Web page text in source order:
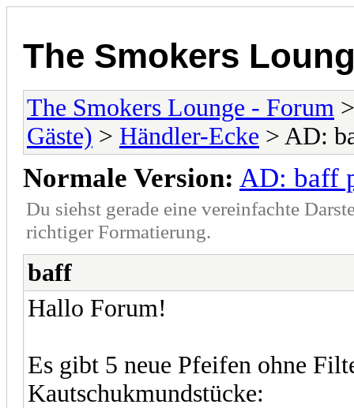
The Smokers
The Smokers Lounge - Forum
Gäste) > Händler-Ecke > AD:
Normale Version: AD: baff
Du siehst gerade eine vereinfachte
richtiger Formatierung.
baff
Hallo Forum!
Es gibt 5 neue Pfeifen ohne
Kautschukmundstücke: